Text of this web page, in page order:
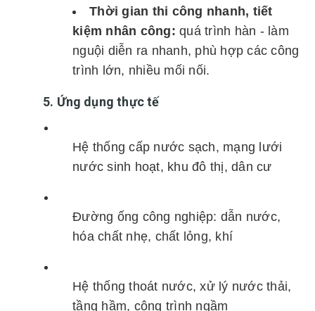
Thời gian thi công nhanh, tiết
kiệm nhân công: quá trình hàn - làm
nguội diễn ra nhanh, phù hợp các công
trình lớn, nhiều mối nối.
5. Ứng dụng thực tế
Hệ thống cấp nước sạch, mạng lưới
nước sinh hoạt, khu đô thị, dân cư
Đường ống công nghiệp: dẫn nước,
hóa chất nhẹ, chất lỏng, khí
Hệ thống thoát nước, xử lý nước thải,
tầng hầm, công trình ngầm